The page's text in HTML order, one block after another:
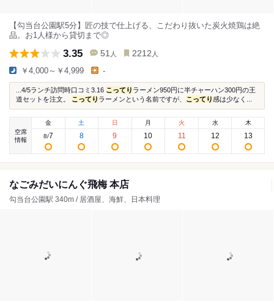
【勾当台公園駅5分】匠の技で仕上げる、こだわり抜いた炭火焼鶏は絶
品。お1人様から貸切まで◎
3.35 51 人 2212 人
￥4,000～￥4,999 -
...4/5ランチ訪問時口コミ3.16 こってり ラーメン950円に半チャーハン300円の王
道セットを注文。 こってり ラーメンという名前ですが、 こってり感は少なく...
空席
情報
金
8/7
土
8
日
9
月
10
火
11
水
12
木
13
なごみだいにんぐ飛梅 本店
勾当台公園駅 340m / 居酒屋、海鮮、日本料理